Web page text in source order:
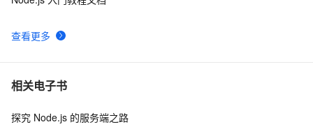
查看更多
相关电子书
探究 Node.js 的服务端之路